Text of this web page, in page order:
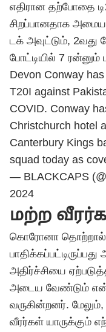
எதிரான தற்போதை
சிறப்பானதாக
டக் அவுட்டும், 2வது
போட்டியில் 7 ரன்னும்
Devon Conway
T20I against
COVID. Conway
Christchurch hotel
Canterbury Kings
squad today as
— BLACKCAPS
2024
மற்ற
கொரோனா தொற்றால்
அதிர்ச்சியை
அடைய வேண்டும்
வருகின்றனர்.
வீரர்கள் யாருக்கும்